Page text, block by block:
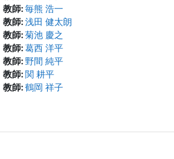
教師:毎熊 浩一
教師:浅田 健太朗
教師:菊池 慶之
教師:葛西 洋平
教師:野間 純平
教師:関 耕平
教師:鶴岡 祥子